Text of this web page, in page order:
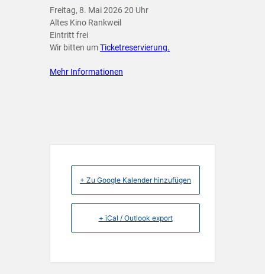
Freitag, 8. Mai 2026 20 Uhr
Altes Kino Rankweil
Eintritt frei
Wir bitten umTicketreservierung.
Mehr Informationen
+ Zu Google Kalender hinzufügen
+ iCal / Outlook export